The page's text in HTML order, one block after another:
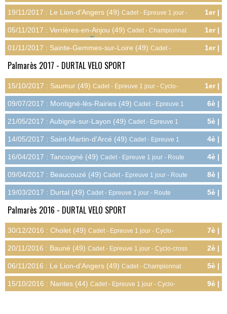
jour - Cyclo-cross
10.0pts
19/11/2017 : Le Lion-d'Angers (49) Cadet - Epreuve 1 jour -
Cyclo-cross
1er |
10.0pts
05/11/2017 : Verrières-en-Anjou (49) Cadet - Championnat
Départemental - Cyclo-cross
1er |
15.0pts
01/11/2017 : Sainte-Gemmes-sur-Loire (49) Cadet -
1er |
10.0pts
Palmarès 2017 - DURTAL VELO SPORT
15/10/2017 : Saumur (49) Cadet - Epreuve 1 jour - Cyclo-
cross
1er |
10.0pts
09/07/2017 : Montigné-lès-Rairies (49) Cadet - Epreuve 1
jour - Route
6è |
5.0pts
21/05/2017 : Aubigné-sur-Layon (49) Cadet - Epreuve 1
jour - Route
5è |
6.0pts
14/05/2017 : Saint-Martin-d'Arcé (49) Cadet - Epreuve 1
jour - Route
4è |
7.0pts
16/04/2017 : Tancoigné (49) Cadet - Epreuve 1 jour - Route
4è |
7.0pts
09/04/2017 : Beaucouzé (49) Cadet - Epreuve 1 jour - Route
8è |
3.0pts
19/03/2017 : Durtal (49) Cadet - Epreuve 1 jour - Route
5è |
6.0pts
Palmarès 2016 - DURTAL VELO SPORT
30/12/2016 : Cholet (49) Cadet - Epreuve 1 jour - Cyclo-
cross
7è |
4.0pts
20/11/2016 : Bauné (49) Cadet - Epreuve 1 jour - Cyclo-cross
2è |
9.0pts
06/11/2016 : Le Lion-d'Angers (49) Cadet - Championnat
Départemental - Cyclo-cross
5è |
9.0pts
15/10/2016 : Nantes (44) Cadet - Epreuve 1 jour - Cyclo-
9è |
2.0pts